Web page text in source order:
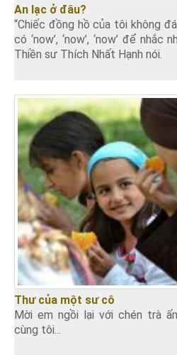
An lạc ở đâu?
“Chiếc đồng hồ của tôi không
có ‘now’, ‘now’, ‘now’ để nhắc
Thiền sư Thích Nhất Hạnh nói.
Thư của một sư cô
Mời em ngồi lại với chén trà
cùng tôi...